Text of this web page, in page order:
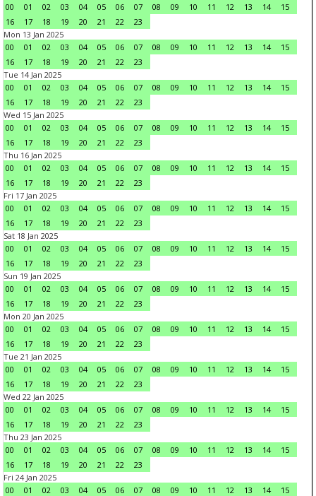
00
01 02 03 04 05 06 07 08 09 10 11 12 13 14
15
16
17 18 19 20 21 22
23
Mon 13 Jan 2025
00
01 02 03 04 05 06 07 08 09 10 11 12 13 14
15
16
17 18 19 20 21 22
23
Tue 14 Jan 2025
00
01 02 03 04 05 06 07 08 09 10 11 12 13 14
15
16
17 18 19 20 21 22
23
Wed 15 Jan 2025
00
01 02 03 04 05 06 07 08 09 10 11 12 13 14
15
16
17 18 19 20 21 22
23
Thu 16 Jan 2025
00
01 02 03 04 05 06 07 08 09 10 11 12 13 14
15
16
17 18 19 20 21 22
23
Fri 17 Jan 2025
00
01 02 03 04 05 06 07 08 09 10 11 12 13 14
15
16
17 18 19 20 21 22
23
Sat 18 Jan 2025
00
01 02 03 04 05 06 07 08 09 10 11 12 13 14
15
16
17 18 19 20 21 22
23
Sun 19 Jan 2025
00
01 02 03 04 05 06 07 08 09 10 11 12 13 14
15
16
17 18 19 20 21 22
23
Mon 20 Jan 2025
00
01 02 03 04 05 06 07 08 09 10 11 12 13 14
15
16
17 18 19 20 21 22
23
Tue 21 Jan 2025
00
01 02 03 04 05 06 07 08 09 10 11 12 13 14
15
16
17 18 19 20 21 22
23
Wed 22 Jan 2025
00
01 02 03 04 05 06 07 08 09 10 11 12 13 14
15
16
17 18 19 20 21 22
23
Thu 23 Jan 2025
00
01 02 03 04 05 06 07 08 09 10 11 12 13 14
15
16
17 18 19 20 21 22
23
Fri 24 Jan 2025
00
01 02 03 04 05 06 07 08 09 10 11 12 13 14
15